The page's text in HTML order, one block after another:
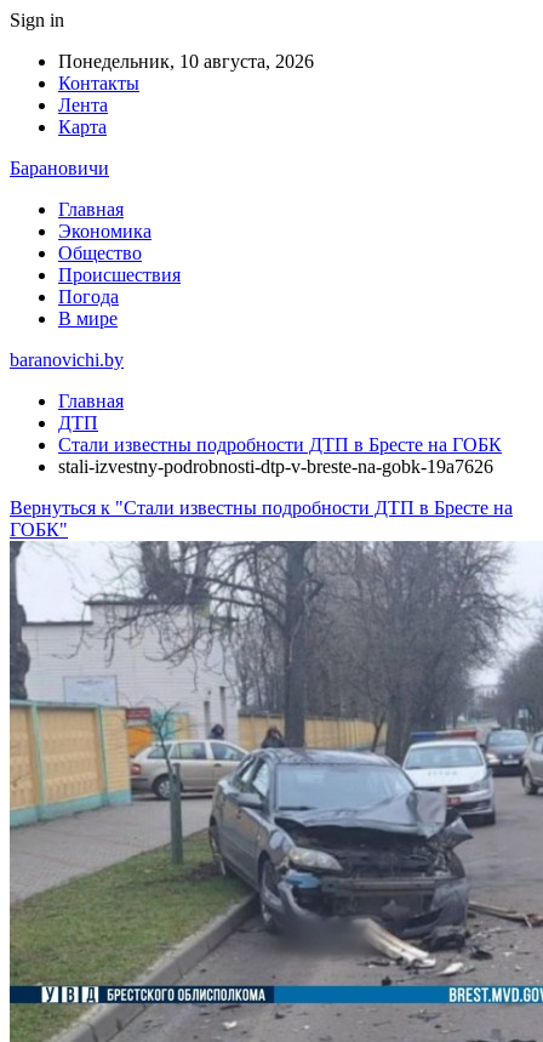
Sign in
Понедельник, 10 августа, 2026
Контакты
Лента
Карта
Барановичи
Главная
Экономика
Общество
Происшествия
Погода
В мире
baranovichi.by
Главная
ДТП
Стали известны подробности ДТП в Бресте на ГОБК
stali-izvestny-podrobnosti-dtp-v-breste-na-gobk-19a7626
Вернуться к "Стали известны подробности ДТП в Бресте на
ГОБК"